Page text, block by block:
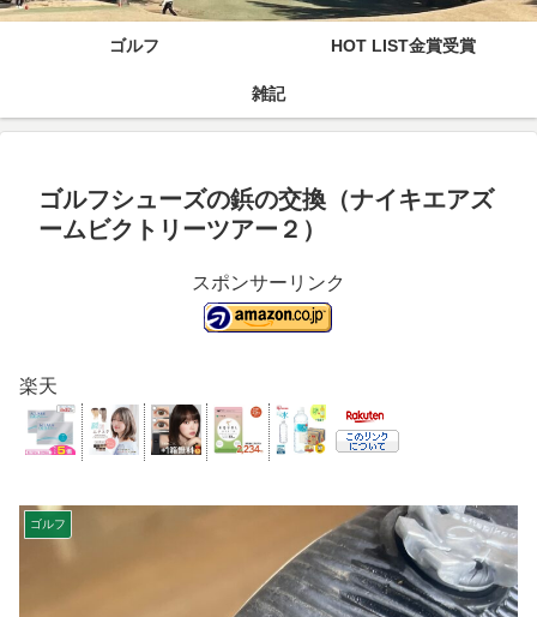
ゴルフ HOT LIST金賞受賞
雑記
ゴルフシューズの鋲の交換（ナイキエアズ
ームビクトリーツアー２）
スポンサーリンク
楽天
ゴルフ